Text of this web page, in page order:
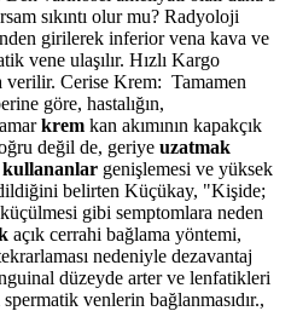
sıkıntı olur mu? Radyoloji
girilerek inferior vena kava ve
vene ulaşılır. Hızlı Kargo
verilir. Cerise Krem: Tamamen
göre, hastalığın,
krem kan akımının kapakçık
değil de, geriye uzatmak
kullananlar genişlemesi ve yüksek
belirten Küçükay, "Kişide;
küçülmesi gibi semptomlara neden
açık cerrahi bağlama yöntemi,
nedeniyle dezavantaj
düzeyde arter ve lenfatikleri
venlerin bağlanmasıdır.,